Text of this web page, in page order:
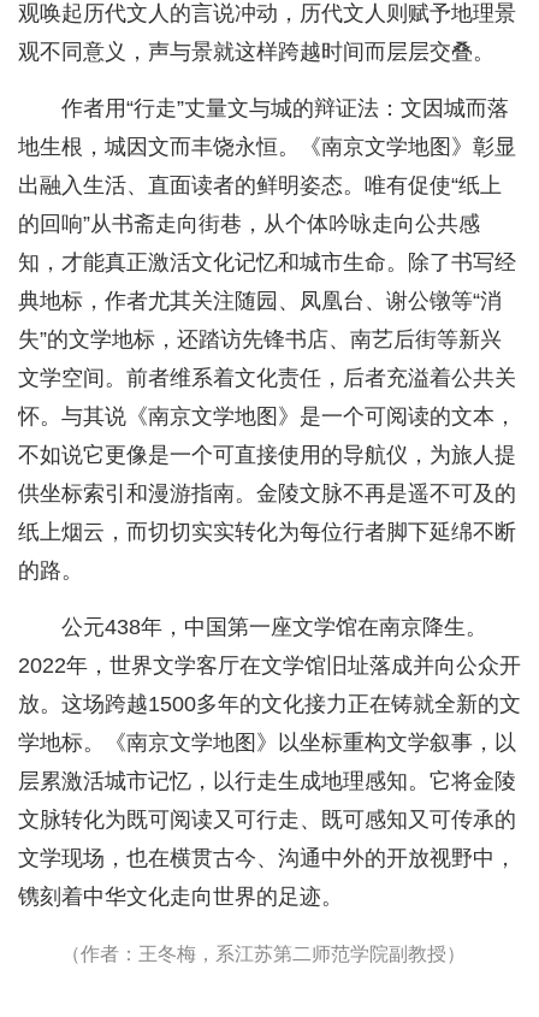
观唤起历代文人的言说冲动，历代文人则赋予地理景
观不同意义，声与景就这样跨越时间而层层交叠。
作者用“行走”丈量文与城的辩证法：文因城而落
地生根，城因文而丰饶永恒。《南京文学地图》彰显
出融入生活、直面读者的鲜明姿态。唯有促使“纸上
的回响”从书斋走向街巷，从个体吟咏走向公共感
知，才能真正激活文化记忆和城市生命。除了书写经
典地标，作者尤其关注随园、凤凰台、谢公镦等“消
失”的文学地标，还踏访先锋书店、南艺后街等新兴
文学空间。前者维系着文化责任，后者充溢着公共关
怀。与其说《南京文学地图》是一个可阅读的文本，
不如说它更像是一个可直接使用的导航仪，为旅人提
供坐标索引和漫游指南。金陵文脉不再是遥不可及的
纸上烟云，而切切实实转化为每位行者脚下延绵不断
的路。
公元438年，中国第一座文学馆在南京降生。
2022年，世界文学客厅在文学馆旧址落成并向公众开
放。这场跨越1500多年的文化接力正在铸就全新的文
学地标。《南京文学地图》以坐标重构文学叙事，以
层累激活城市记忆，以行走生成地理感知。它将金陵
文脉转化为既可阅读又可行走、既可感知又可传承的
文学现场，也在横贯古今、沟通中外的开放视野中，
镌刻着中华文化走向世界的足迹。
（作者：王冬梅，系江苏第二师范学院副教授）